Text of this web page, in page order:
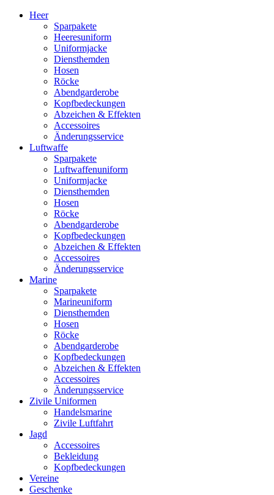
Heer
Sparpakete
Heeresuniform
Uniformjacke
Diensthemden
Hosen
Röcke
Abendgarderobe
Kopfbedeckungen
Abzeichen & Effekten
Accessoires
Änderungsservice
Luftwaffe
Sparpakete
Luftwaffenuniform
Uniformjacke
Diensthemden
Hosen
Röcke
Abendgarderobe
Kopfbedeckungen
Abzeichen & Effekten
Accessoires
Änderungsservice
Marine
Sparpakete
Marineuniform
Diensthemden
Hosen
Röcke
Abendgarderobe
Kopfbedeckungen
Abzeichen & Effekten
Accessoires
Änderungsservice
Zivile Uniformen
Handelsmarine
Zivile Luftfahrt
Jagd
Accessoires
Bekleidung
Kopfbedeckungen
Vereine
Geschenke